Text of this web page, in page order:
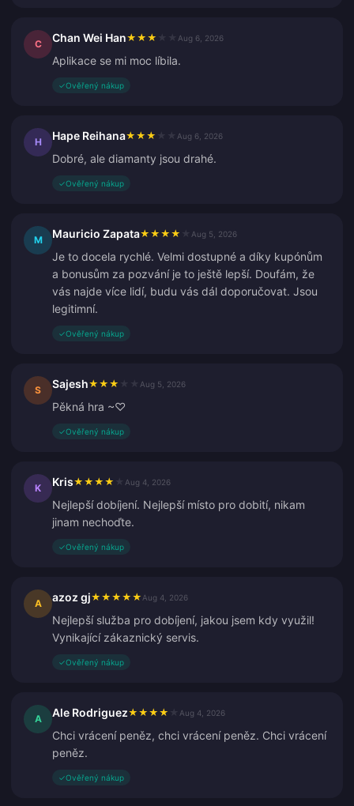
C Chan Wei Han★ ★ ★ Aug 6, 2026
Aplikace se mi moc líbila.
✓Ověřený nákup
H Hape Reihana★ ★ ★ Aug 6, 2026
Dobré, ale diamanty jsou drahé.
✓Ověřený nákup
M Mauricio Zapata★ ★ ★ ★ Aug 5, 2026
Je to docela rychlé. Velmi dostupné a díky kupónům
a bonusům za pozvání je to ještě lepší. Doufám, že
vás najde více lidí, budu vás dál doporučovat. Jsou
legitimní.
✓Ověřený nákup
S Sajesh★ ★ ★ Aug 5, 2026
Pěkná hra ~♡
✓Ověřený nákup
K Kris★ ★ ★ ★ Aug 4, 2026
Nejlepší dobíjení. Nejlepší místo pro dobití, nikam
jinam nechoďte.
✓Ověřený nákup
A azoz gj★ ★ ★ ★ ★ Aug 4, 2026
Nejlepší služba pro dobíjení, jakou jsem kdy využil!
Vynikající zákaznický servis.
✓Ověřený nákup
A Ale Rodriguez★ ★ ★ ★ Aug 4, 2026
Chci vrácení peněz, chci vrácení peněz. Chci vrácení
peněz.
✓Ověřený nákup